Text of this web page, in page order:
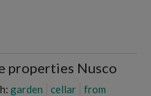
properties Nusco
garden cellar
from